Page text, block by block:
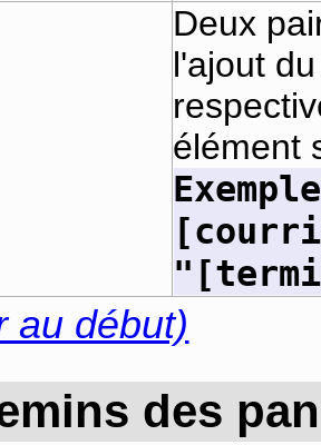
Deux
l'ajout
élément
au début)
des